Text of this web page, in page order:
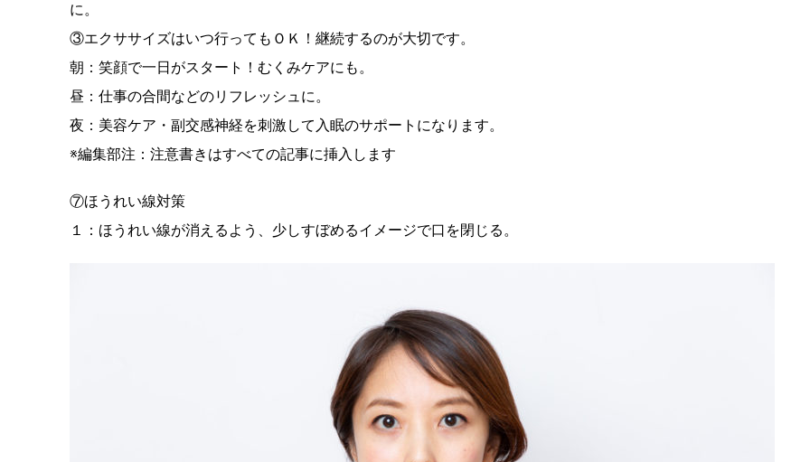
に。
③エクササイズはいつ行ってもＯＫ！継続するのが大切です。
朝：笑顔で一日がスタート！むくみケアにも。
昼：仕事の合間などのリフレッシュに。
夜：美容ケア・副交感神経を刺激して入眠のサポートになります。
※編集部注：注意書きはすべての記事に挿入します
⑦ほうれい線対策
１：ほうれい線が消えるよう、少しすぼめるイメージで口を閉じる。